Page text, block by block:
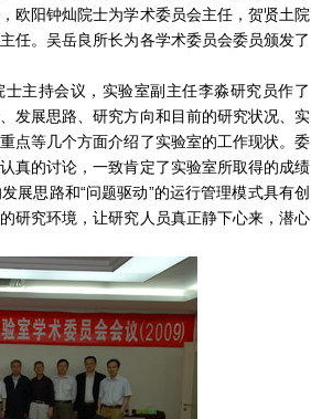
欧阳钟灿院士为学术委员会主任，贺贤土院
任。吴岳良所长为各学术委员会委员颁发了
主持会议，实验室副主任李淼研究员作了
发展思路、研究方向和目前的研究状况、实
点等几个方面介绍了实验室的工作现状。委
真的讨论，一致肯定了实验室所取得的成绩
展思路和“问题驱动”的运行管理模式具有创
研究环境，让研究人员真正静下心来，潜心